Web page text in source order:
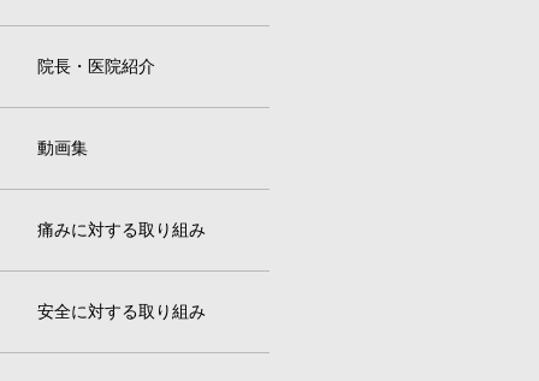
院長・医院紹介
動画集
痛みに対する取り組み
安全に対する取り組み